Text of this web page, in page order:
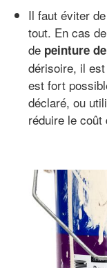
Il faut éviter
tout. En cas
de peinture
dérisoire, il
est fort
déclaré, ou
réduire le